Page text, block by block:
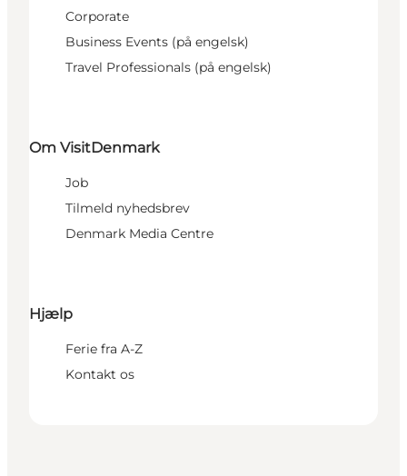
Corporate
Business Events (på engelsk)
Travel Professionals (på engelsk)
Om VisitDenmark
Job
Tilmeld nyhedsbrev
Denmark Media Centre
Hjælp
Ferie fra A-Z
Kontakt os